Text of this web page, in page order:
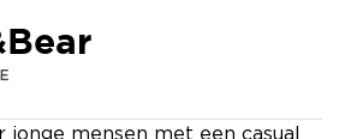
jonge mensen met een casual